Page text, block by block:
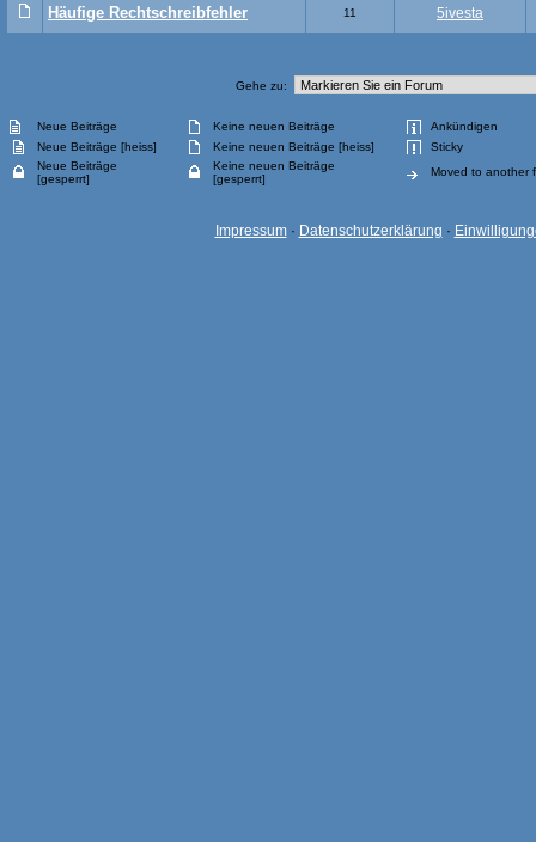
Häufige Rechtschreibfehler 11 5ivesta
Gehe zu:
Neue Beiträge Keine neuen Beiträge
Ankündigen
Neue Beiträge [heiss]
Keine neuen Beiträge [heiss]
Sticky
Neue Beiträge
[gesperrt]
Keine neuen Beiträge
[gesperrt]
Moved to another
Impressum· Datenschutzerklärung ·